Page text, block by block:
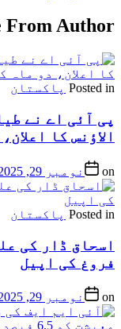
From Author
Posted in پاکستان
پی آئی اے نے
الاؤنس کا
on نومبر 29, 2025
Posted in پاکستان
اسحاق ڈار کی
فروغ کی اپیل
on نومبر 29, 2025